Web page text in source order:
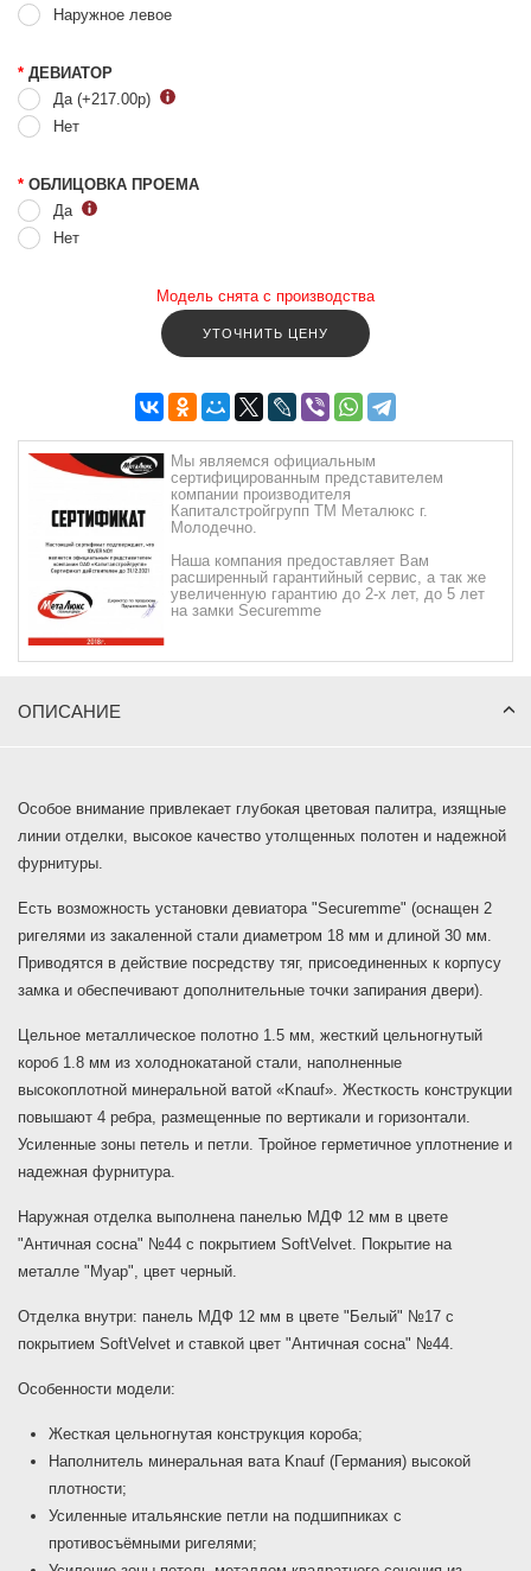
Наружное левое
* ДЕВИАТОР
Да (+217.00р)
Нет
* ОБЛИЦОВКА ПРОЕМА
Да
Нет
Модель снята с производства
УТОЧНИТЬ ЦЕНУ
Мы являемся официальным
сертифицированным представителем
компании производителя
Капиталстройгрупп ТМ Металюкс г.
Молодечно.
Наша компания предоставляет Вам
расширенный гарантийный сервис, а так же
увеличенную гарантию до 2-х лет, до 5 лет
на замки Securemme
ОПИСАНИЕ
Особое внимание привлекает глубокая цветовая палитра, изящные
линии отделки, высокое качество утолщенных полотен и надежной
фурнитуры.
Есть возможность установки девиатора "Securemme" (оснащен 2
ригелями из закаленной стали диаметром 18 мм и длиной 30 мм.
Приводятся в действие посредству тяг, присоединенных к корпусу
замка и обеспечивают дополнительные точки запирания двери).
Цельное металлическое полотно 1.5 мм, жесткий цельногнутый
короб 1.8 мм из холоднокатаной стали, наполненные
высокоплотной минеральной ватой «Knauf». Жесткость конструкции
повышают 4 ребра, размещенные по вертикали и горизонтали.
Усиленные зоны петель и петли. Тройное герметичное уплотнение и
надежная фурнитура.
Наружная отделка выполнена панелью МДФ 12 мм в цвете
"Античная сосна" №44 с покрытием SoftVelvet. Покрытие на
металле "Муар", цвет черный.
Отделка внутри: панель МДФ 12 мм в цвете "Белый" №17 с
покрытием SoftVelvet и ставкой цвет "Античная сосна" №44.
Особенности модели:
Жесткая цельногнутая конструкция короба;
Наполнитель минеральная вата Knauf (Германия) высокой
плотности;
Усиленные итальянские петли на подшипниках с
противосъёмными ригелями;